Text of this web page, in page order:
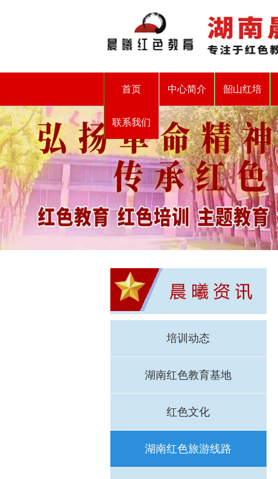
首页 中心简介 韶山红培
联系我们
培训动态
湖南红色教育基地
红色文化
湖南红色旅游线路